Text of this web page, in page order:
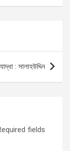
: সালাহউদ্দিন
fields